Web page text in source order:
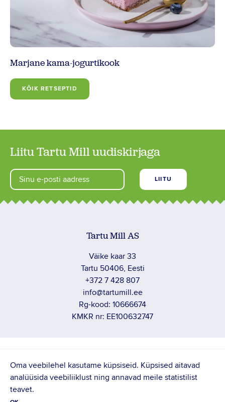
Marjane kama-jogurtikook
KÕIK RETSEPTID
Liitu Tartu Mill uudiskirjaga
Tartu Mill AS
Väike kaar 33
Tartu 50406, Eesti
+372 7 428 807
info@tartumill.ee
Rg-kood: 10666674
KMKR nr: EE100632747
TÖÖTAJA TAGASISIDE
Oma veebilehel kasutame küpsiseid. Küpsised aitavad
analüüsida veebiliiklust ning annavad meile statistilist
teavet.